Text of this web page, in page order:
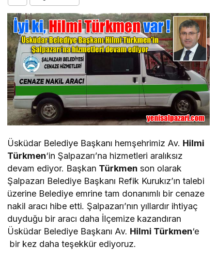
Üsküdar Belediye Başkanı hemşehrimiz Av. Hilmi
Türkmen‘in Şalpazarı’na hizmetleri aralıksız
devam ediyor. Başkan Türkmen son olarak
Şalpazarı Belediye Başkanı Refik Kurukız’ın talebi
üzerine Belediye emrine tam donanımlı bir cenaze
nakil aracı hibe etti. Şalpazarı’nın yıllardır ihtiyaç
duyduğu bir aracı daha İlçemize kazandıran
Üsküdar Belediye Başkanı Av. Hilmi Türkmen‘e
bir kez daha teşekkür ediyoruz.